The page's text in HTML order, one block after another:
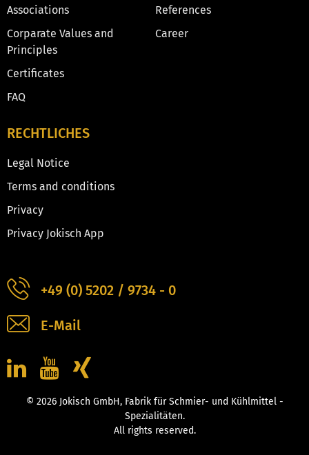
Associations
Corparate Values and
Principles
Certificates
FAQ
References
Career
RECHTLICHES
Legal Notice
Terms and conditions
Privacy
Privacy Jokisch App
+49 (0) 5202 / 9734 - 0
E-Mail
© 2026 Jokisch GmbH, Fabrik für Schmier- und Kühlmittel -
Spezialitäten.
All rights reserved.